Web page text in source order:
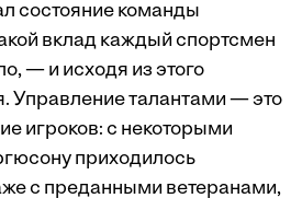
состояние команды
вклад каждый спортсмен
— и исходя из этого
Управление талантами — это
игроков: с некоторыми
приходилось
с преданными ветеранами,